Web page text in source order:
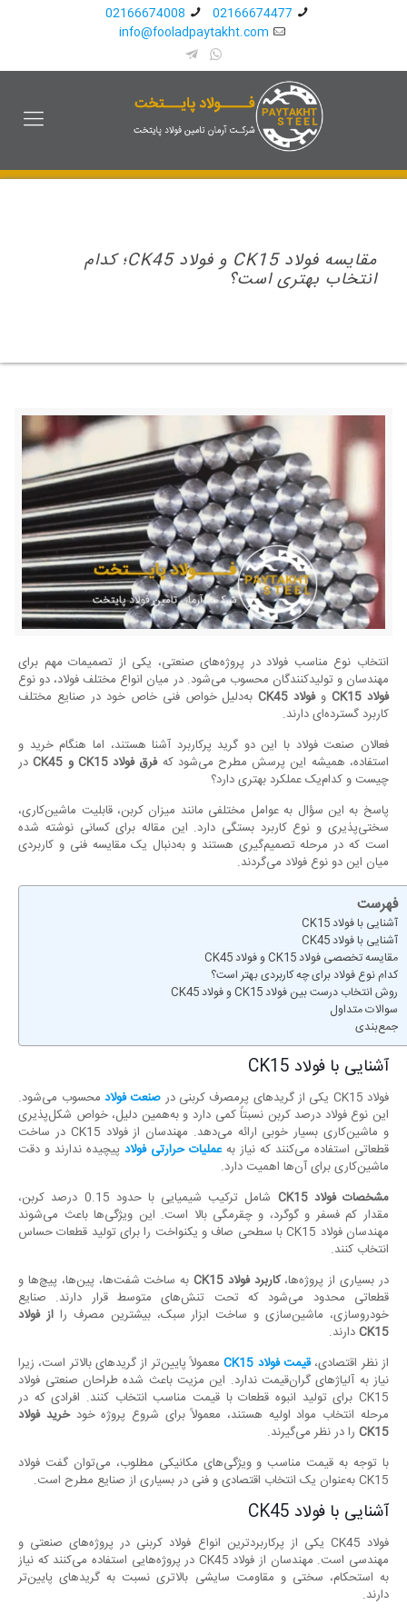
02166674477
02166674008
info@fooladpaytakht.com
مقایسه فولاد CK15 و فولاد CK45؛ کدام
انتخاب بهتری است؟
انتخاب نوع مناسب فولاد در پروژه‌های صنعتی، یکی از تصمیمات مهم برای
مهندسان و تولیدکنندگان محسوب می‌شود. در میان انواع مختلف فولاد، دو نوع
‌فولادCK15 وفولاد CK45به‌دلیل خواص فنی خاص خود در صنایع مختلف
کاربرد گسترده‌ای دارند.
فعالان صنعت فولاد با این دو گرید پرکاربرد آشنا هستند، اما هنگام خرید و
استفاده، همیشه این پرسش مطرح می‌شود کهفرق فولادCK15 و CK45در
چیست و کدام‌یک عملکرد بهتری دارد؟
پاسخ به این سؤال به عوامل مختلفی مانند میزان کربن، قابلیت ماشین‌کاری،
سختی‌پذیری و نوع کاربرد بستگی دارد. این مقاله برای کسانی نوشته شده
است که در مرحله تصمیم‌گیری هستند و به‌دنبال یک مقایسه فنی و کاربردی
میان این دو نوع فولاد می‌گردند.
فهرست
آشنایی با فولاد CK15
آشنایی با فولاد CK45
مقایسه تخصصی فولاد CK15 و فولاد CK45
کدام نوع فولاد برای چه کاربردی بهتر است؟
روش انتخاب درست بین فولاد CK15 و فولاد CK45
سوالات متداول
جمع‌بندی
آشنایی با فولاد CK15
فولاد CK15 یکی از گریدهای پرمصرف کربنی در صنعت فولاد محسوب می‌شود.
این نوع فولاد درصد کربن نسبتاً کمی دارد و به‌همین دلیل، خواص شکل‌پذیری
و ماشین‌کاری بسیار خوبی ارائه می‌دهد. مهندسان از فولاد CK15 در ساخت
قطعاتی استفاده می‌کنند که نیاز بهعملیات حرارتی فولادپیچیده ندارند و دقت
ماشین‌کاری برای آن‌ها اهمیت دارد.
مشخصات فولادCK15
شامل ترکیب شیمیایی با حدود 0.15 درصد کربن،
مقدار کم فسفر و گوگرد، و چقرمگی بالا است. این ویژگی‌ها باعث می‌شوند
مهندسان فولاد CK15 با سطحی صاف و یکنواخت را برای تولید قطعات حساس
انتخاب کنند.
در بسیاری از پروژه‌ها،کاربرد فولاد CK15به ساخت شفت‌ها، پین‌ها، پیچ‌ها و
قطعاتی محدود می‌شود که تحت تنش‌های متوسط قرار دارند. صنایع
خودروسازی، ماشین‌سازی و ساخت ابزار سبک، بیشترین مصرف را از فولاد
CK15دارند.
از نظر اقتصادی،قیمت فولاد CK15معمولاً پایین‌تر از گریدهای بالاتر است، زیرا
نیاز به آلیاژهای گران‌قیمت ندارد. این مزیت باعث شده طراحان صنعتی فولاد
CK15 برای تولید انبوه قطعات با قیمت مناسب انتخاب کنند. افرادی که در
مرحله انتخاب مواد اولیه هستند، معمولاً برای شروع پروژه خودخرید فولاد
CK15 را در نظر می‌گیرند.
با توجه به قیمت مناسب و ویژگی‌های مکانیکی مطلوب، می‌توان گفت فولاد
CK15 به‌عنوان یک انتخاب اقتصادی و فنی در بسیاری از صنایع مطرح است.
آشنایی با فولاد CK45
فولاد CK45 یکی از پرکاربردترین انواع فولاد کربنی در پروژه‌های صنعتی و
مهندسی است. مهندسان از فولاد CK45 در پروژه‌هایی استفاده می‌کنند که نیاز
به استحکام، سختی و مقاومت سایشی بالاتری نسبت به گریدهای پایین‌تر
دارند.